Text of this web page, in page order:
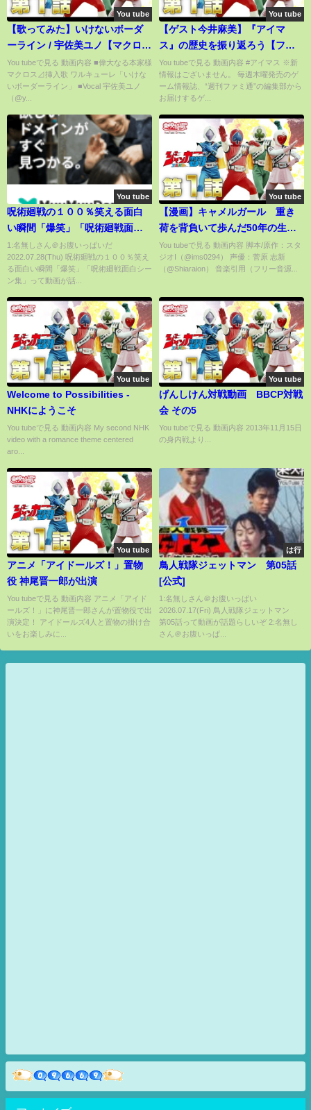
You tube
【歌ってみた】いけないボーダ
ーライン / 宇佐美ユノ【マクロ
ス】
You tubeで見る 動画内容 ■偉大なる本家様
マクロス⊿挿入歌 ワルキューレ「いけな
いボーダーライン」 ■Vocal 宇佐美ユノ
（@y...
You tube
【ゲスト今井麻美】『アイマ
ス』の歴史を振り返ろう【ファ
ミ通LIVE MC:亜咲花 #066】
You tubeで見る 動画内容 #アイマス ※新
情報はございません。 毎週木曜発売のゲ
ーム情報誌、“週刊ファミ通”の編集部から
お届けするゲ...
You tube
呪術廻戦の１００％笑える面白
い瞬間「爆笑」「呪術廻戦面白
シーン集」
1:名無しさん＠お腹いっぱいだ
2022.07.28(Thu) 呪術廻戦の１００％笑え
る面白い瞬間「爆笑」「呪術廻戦面白シー
ン集」って動画が話...
You tube
【漫画】キャメルガール 重き
荷を背負いて歩んだ50年の生涯
【実話】
You tubeで見る 動画内容 脚本/原作：スタ
ジオI（@ims0294） 声優：菅原 志新
（@Shiaraion） 音楽引用（フリー音源...
You tube
Welcome to Possibilities -
NHKにようこそ
You tubeで見る 動画内容 My second NHK
video with a romance theme centered
aro...
You tube
げんしけん対戦動画 BBCP対戦
会 その5
You tubeで見る 動画内容 2013年11月15日
の身内戦より...
You tube
アニメ「アイドールズ！」置物
役 神尾晋一郎が出演
You tubeで見る 動画内容 アニメ「アイド
ールズ！」に神尾晋一郎さんが置物役で出
演決定！ アイドールズ4人と置物の掛け合
いをお楽しみに...
は行
鳥人戦隊ジェットマン 第05話
[公式]
1:名無しさん＠お腹いっぱい
2026.07.17(Fri) 鳥人戦隊ジェットマン
第05話って動画が話題らしいぞ 2:名無し
さん＠お腹いっぱ...